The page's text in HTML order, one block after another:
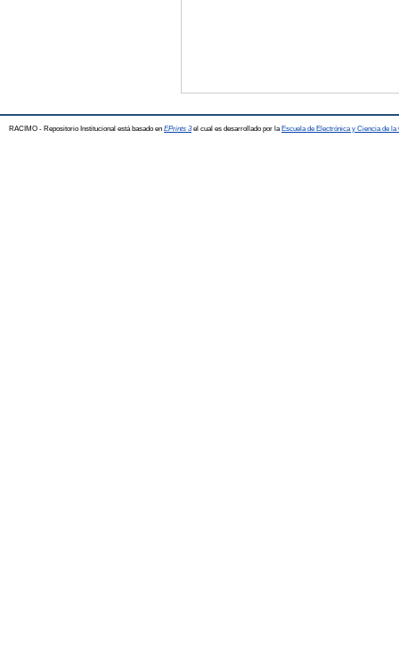
RACIMO - Repositorio Institucional está basado en EPrints 3el cual es desarrollado por la Escuela de Electrónica y Ciencia de la